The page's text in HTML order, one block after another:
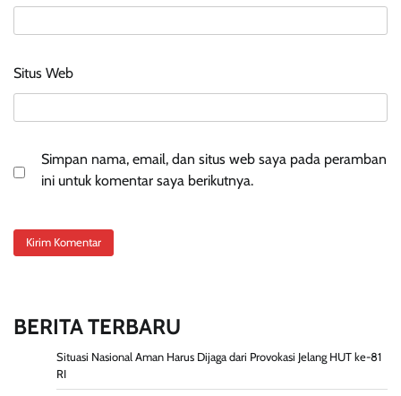
Situs Web
Simpan nama, email, dan situs web saya pada peramban
ini untuk komentar saya berikutnya.
BERITA TERBARU
Situasi Nasional Aman Harus Dijaga dari Provokasi Jelang HUT ke-81
RI